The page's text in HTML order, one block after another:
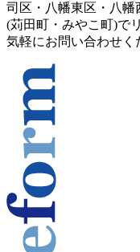
司区 ・ 八幡東区 ・ 八幡
(苅田町 ・ みやこ町)で
気軽にお問い合わせく